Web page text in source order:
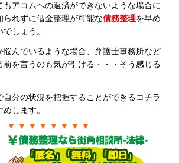
もアコムへの返済ができないような場合に
られずに借金整理が可能な債務整理を早め
しょう。
悩んでいるような場合、弁護士事務所など
前を言うのも気が引ける・・・そう感じる
自分の状況を把握することができるコチラ
します。
▼ ▼ ▼ ▼ ▼ ▼ ▼ ▼